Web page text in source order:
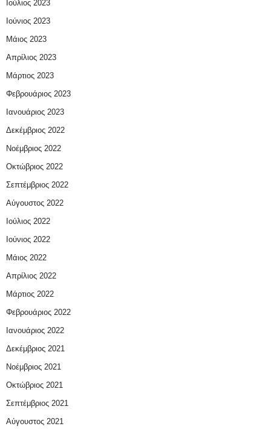
Ιούλιος 2023
Ιούνιος 2023
Μάιος 2023
Απρίλιος 2023
Μάρτιος 2023
Φεβρουάριος 2023
Ιανουάριος 2023
Δεκέμβριος 2022
Νοέμβριος 2022
Οκτώβριος 2022
Σεπτέμβριος 2022
Αύγουστος 2022
Ιούλιος 2022
Ιούνιος 2022
Μάιος 2022
Απρίλιος 2022
Μάρτιος 2022
Φεβρουάριος 2022
Ιανουάριος 2022
Δεκέμβριος 2021
Νοέμβριος 2021
Οκτώβριος 2021
Σεπτέμβριος 2021
Αύγουστος 2021